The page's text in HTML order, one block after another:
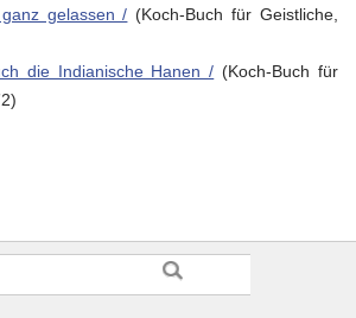
gelassen / (Koch-Buch für Geistliche,
die Indianische Hanen / (Koch-Buch für